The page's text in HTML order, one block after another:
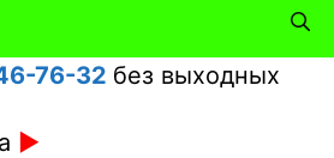
76-32 без выходных
►